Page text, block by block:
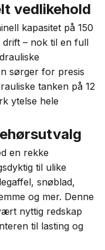
vedlikehold
kapasitet på 150
– nok til en full
sørger for presis
tanken på 12
ytelse hele
en rekke
til ulike
snøblad,
og mer. Denne
nyttig redskap
til lasting og